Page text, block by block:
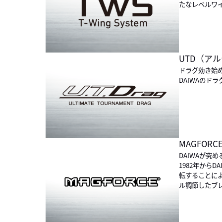
たなレベルワ
UTD（ア
ドラグ効き始
DAIWAのドラ
DAIWAが究
1982年から
転することに
ル調節したブ